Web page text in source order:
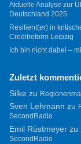
Aktuelle Analyse zur
Deutschland 2025
Resilient(er) in
Creditreform Leipzig
Ich bin nicht dabei –
Zuletzt
Silkezu
Sven Lehmann zu
SecondRadio
Emil Rüstmeyerzu
SecondRadio